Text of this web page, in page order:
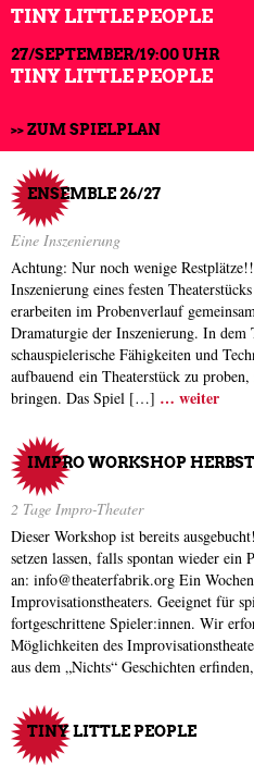
TINY LITTLE PEOPLE
27/SEPTEMBER/19:00 UHR
TINY LITTLE PEOPLE
>> ZUM SPIELPLAN
ENSEMBLE 26/27
Eine Inszenierung
Achtung: Nur noch wenige
Inszenierung eines festen
erarbeiten im Probenverlauf
Dramaturgie der Inszenierung. In dem
schauspielerische Fähigkeiten und
aufbauend ein Theaterstück zu
bringen. Das Spiel […] … weiter
IMPRO WORKSHOP
2 Tage Impro-Theater
Dieser Workshop ist bereits
setzen lassen, falls spontan wieder
an: info@theaterfabrik.org Ein
Improvisationstheaters. Geeignet für
fortgeschrittene Spieler:innen. Wir
Möglichkeiten des
aus dem „Nichts“ Geschichten
TINY LITTLE PEOPLE